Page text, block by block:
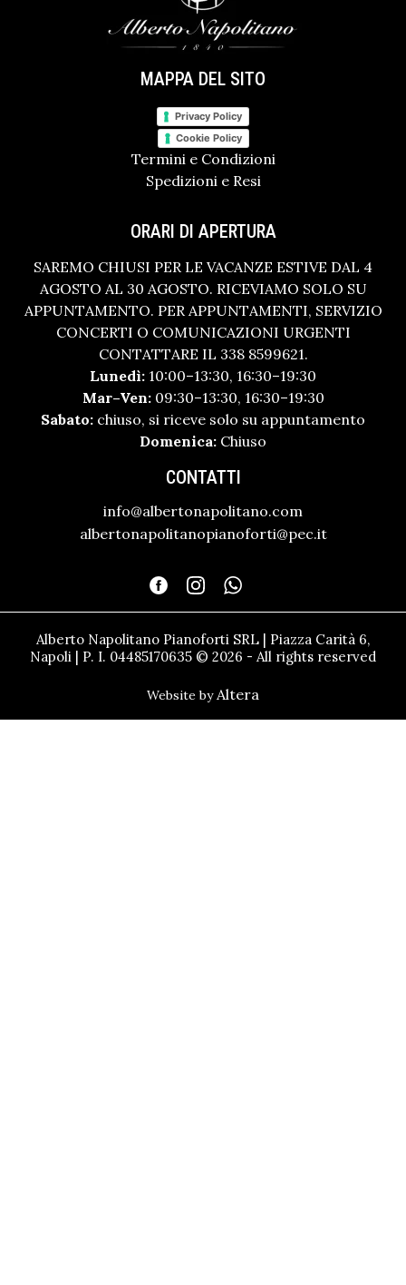
MAPPA DEL SITO
Privacy Policy
Cookie Policy
Termini e Condizioni
Spedizioni e Resi
ORARI DI APERTURA
SAREMO CHIUSI PER LE VACANZE ESTIVE DAL 4
AGOSTO AL 30 AGOSTO. RICEVIAMO SOLO SU
APPUNTAMENTO. PER APPUNTAMENTI, SERVIZIO
CONCERTI O COMUNICAZIONI URGENTI
CONTATTARE IL 338 8599621.
Lunedì: 10:00–13:30, 16:30–19:30
Mar–Ven:09:30–13:30, 16:30–19:30
Sabato: chiuso, si riceve solo su appuntamento
Domenica: Chiuso
CONTATTI
info@albertonapolitano.com
albertonapolitanopianoforti@pec.it
Alberto Napolitano Pianoforti SRL | Piazza Carità 6,
Napoli | P. I. 04485170635 © 2026 - All rights reserved
Website byAltera